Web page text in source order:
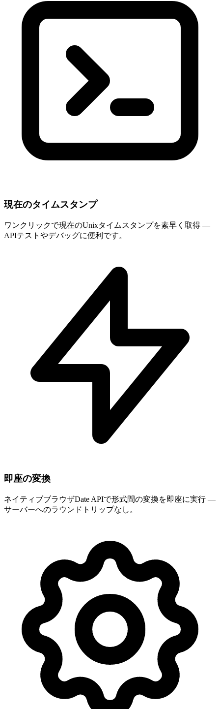
現在のタイムスタンプ
ワンクリックで現在のUnixタイムスタンプを素早く取得 —
APIテストやデバッグに便利です。
即座の変換
ネイティブブラウザDate APIで形式間の変換を即座に実行 —
サーバーへのラウンドトリップなし。